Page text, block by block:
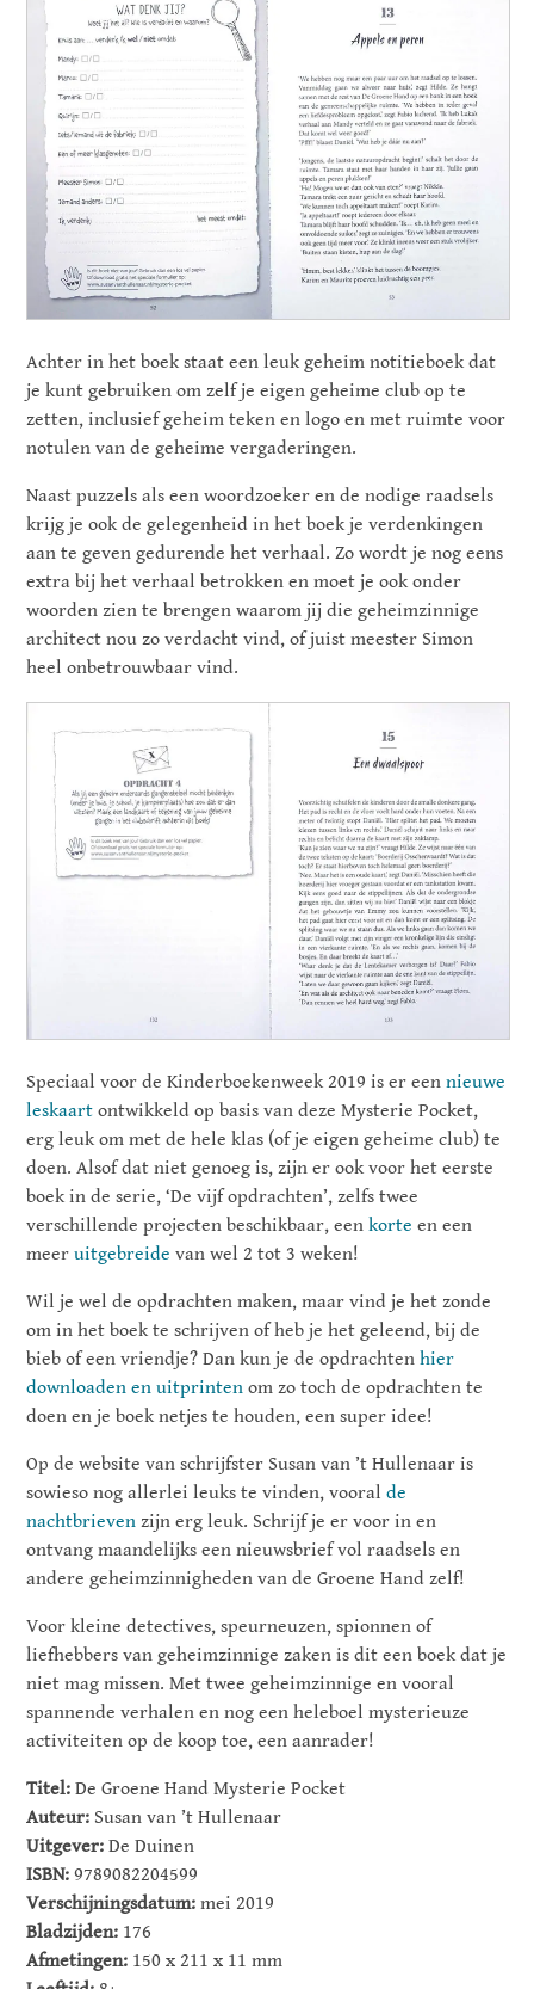
Achter in het boek staat een leuk geheim notitieboek dat
je kunt gebruiken om zelf je eigen geheime club op te
zetten, inclusief geheim teken en logo en met ruimte voor
notulen van de geheime vergaderingen.
Naast puzzels als een woordzoeker en de nodige raadsels
krijg je ook de gelegenheid in het boek je verdenkingen
aan te geven gedurende het verhaal. Zo wordt je nog eens
extra bij het verhaal betrokken en moet je ook onder
woorden zien te brengen waarom jij die geheimzinnige
architect nou zo verdacht vind, of juist meester Simon
heel onbetrouwbaar vind.
Speciaal voor de Kinderboekenweek 2019 is er eennieuwe
leskaart ontwikkeld op basis van deze Mysterie Pocket,
erg leuk om met de hele klas (of je eigen geheime club) te
doen. Alsof dat niet genoeg is, zijn er ook voor het eerste
boek in de serie, ‘De vijf opdrachten’, zelfs twee
verschillende projecten beschikbaar, eenkorte en een
meeruitgebreide van wel 2 tot 3 weken!
Wil je wel de opdrachten maken, maar vind je het zonde
om in het boek te schrijven of heb je het geleend, bij de
bieb of een vriendje? Dan kun je de opdrachtenhier
downloaden en uitprinten om zo toch de opdrachten te
doen en je boek netjes te houden, een super idee!
Op de website van schrijfster Susan van ’t Hullenaar is
sowieso nog allerlei leuks te vinden, vooralde
nachtbrieven zijn erg leuk. Schrijf je er voor in en
ontvang maandelijks een nieuwsbrief vol raadsels en
andere geheimzinnigheden van de Groene Hand zelf!
Voor kleine detectives, speurneuzen, spionnen of
liefhebbers van geheimzinnige zaken is dit een boek dat je
niet mag missen. Met twee geheimzinnige en vooral
spannende verhalen en nog een heleboel mysterieuze
activiteiten op de koop toe, een aanrader!
Titel: De Groene Hand Mysterie Pocket
Auteur: Susan van ’t Hullenaar
Uitgever: De Duinen
ISBN: 9789082204599
Verschijningsdatum:mei 2019
Bladzijden: 176
Afmetingen: 150 x 211 x 11 mm